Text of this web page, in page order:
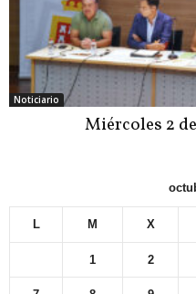
Noticiario
Miércoles 2
L M X
1 2